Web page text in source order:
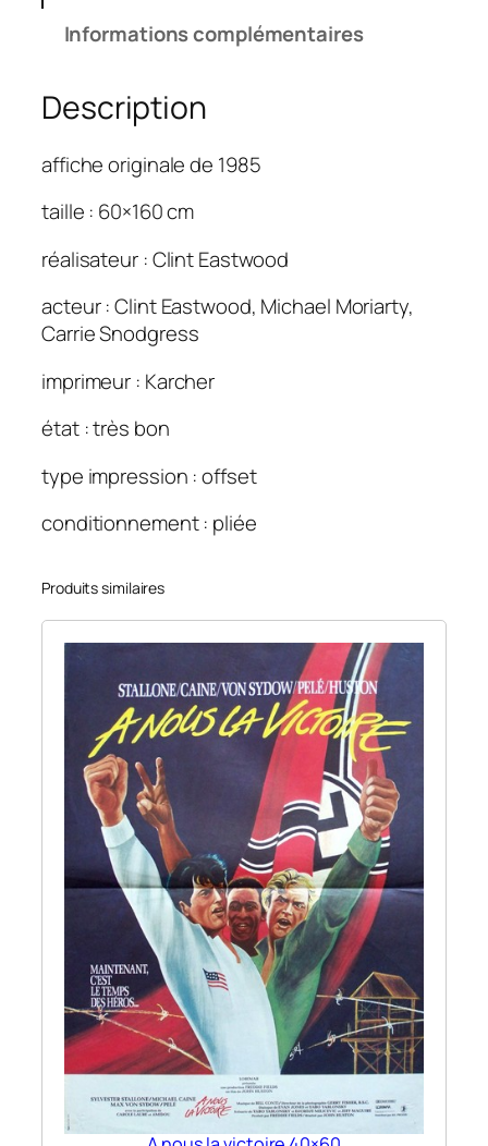
P
a
l
e
R
d
r
.
6
×
6
Informations complémentaires
Description
affiche originale de 1985
taille : 60×160 cm
réalisateur : Clint Eastwood
acteur : Clint Eastwood, Michael Moriarty,
Carrie Snodgress
imprimeur : Karcher
état : très bon
type impression : offset
conditionnement : pliée
Produits similaires